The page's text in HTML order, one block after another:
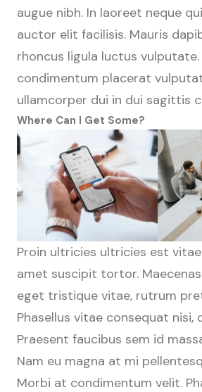
augue nibh. In laoreet neque
auctor elit facilisis. Mauris
rhoncus ligula luctus vulputate.
condimentum placerat
ullamcorper dui in dui sagittis
Where Can I Get Some?
Proin ultricies ultricies est
amet suscipit tortor.
eget tristique vitae, rutrum
Phasellus vitae consequat nisi,
Praesent faucibus sem id
Nam eu magna at mi
Morbi at condimentum velit.